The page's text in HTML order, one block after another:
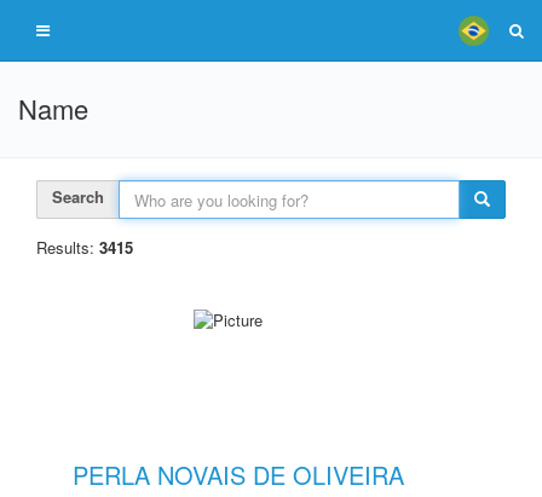
Name
Search
Results: 3415
PERLA NOVAIS DE OLIVEIRA